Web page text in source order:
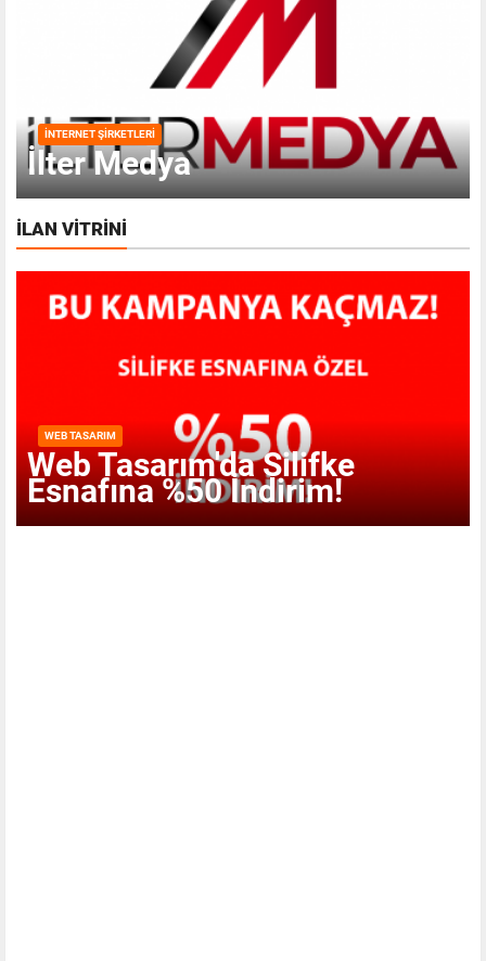
İNTERNET ŞIRKETLERI
İlter Medya
İLAN VITRINI
WEB TASARIM
Web Tasarım'da Silifke
Esnafına %50 İndirim!